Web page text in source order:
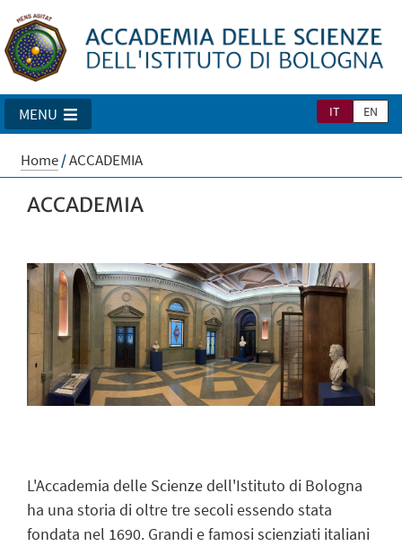
IT EN
MENU
Home/ACCADEMIA
ACCADEMIA
L'Accademia delle Scienze dell'Istituto di Bologna
ha una storia di oltre tre secoli essendo stata
fondata nel 1690. Grandi e famosi scienziati italiani